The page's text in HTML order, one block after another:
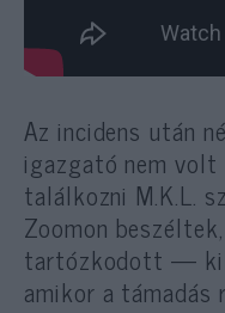
Az incidens után
igazgató nem volt
találkozni M.K.L.
Zoomon
tartózkodott —
amikor a